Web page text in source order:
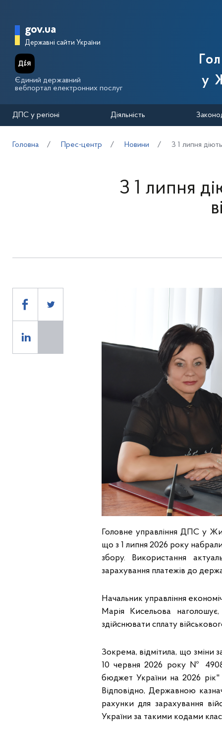
Головна сторінка Державної
gov.ua
Державні сайти України
Єдиний державний
вебпортал електронних послуг
у
ДПС у регіоні Діяльність
Головна Прес-центр Новини З 1 липня
З 1 липня
Головне управління ДПС у
що з 1 липня 2026 року
збору. Використання
зарахування платежів до
Начальник управління
Марія Кисельова
здійснювати сплату
Зокрема, відмітила, що зміни
10 червня 2026 року №
бюджет України на 2026
Відповідно, Державною
рахунки для зарахування
України за такими кодами